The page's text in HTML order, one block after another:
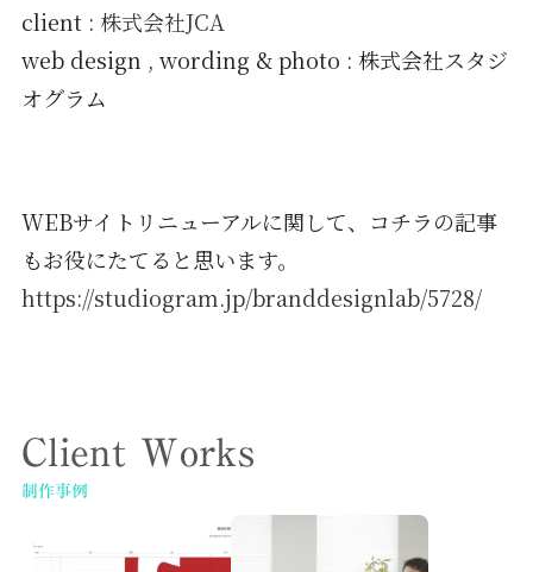
client : 株式会社JCA
web design , wording & photo : 株式会社スタジ
オグラム
WEBサイトリニューアルに関して、コチラの記事
もお役にたてると思います。
https://studiogram.jp/branddesignlab/5728/
Client Works
制作事例